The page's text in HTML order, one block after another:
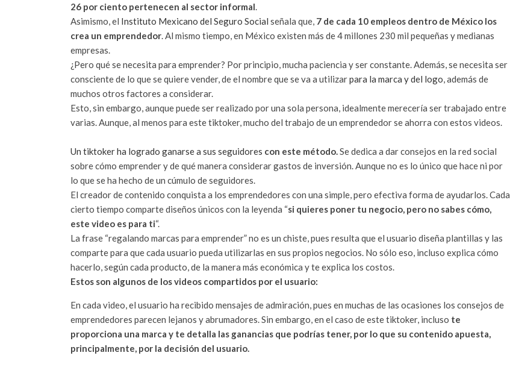
26 por ciento pertenecen al sector informal.
Asimismo, el Instituto Mexicano del Seguro Social señala que, 7 de cada 10 empleos dentro de México los
crea un emprendedor. Al mismo tiempo, en México existen más de 4 millones 230 mil pequeñas y medianas
empresas.
¿Pero qué se necesita para emprender? Por principio, mucha paciencia y ser constante. Además, se necesita ser
consciente de lo que se quiere vender, de el nombre que se va a utilizarpara la marca y del logo, además de
muchos otros factores a considerar.
Esto, sin embargo, aunque puede ser realizado por una sola persona, idealmente merecería ser trabajado entre
varias. Aunque, al menos para este tiktoker, mucho del trabajo de un emprendedor se ahorra con estos videos.
Un tiktoker ha logrado ganarse a sus seguidores con este método.Se dedica a dar consejos en la red social
sobre cómo emprender y de qué manera considerar gastos de inversión. Aunque no es lo único que hace ni por
lo que se ha hecho de un cúmulo de seguidores.
El creador de contenido conquista a los emprendedores con una simple, pero efectiva forma de ayudarlos. Cada
cierto tiempo comparte diseños únicos con la leyenda “si quieres poner tu negocio, pero no sabes cómo,
este video es para ti“.
La frase “regalando marcas para emprender” no es un chiste, pues resulta que el usuario diseña plantillas y las
comparte para que cada usuario pueda utilizarlas en sus propios negocios. No sólo eso, incluso explica cómo
hacerlo, según cada producto, de la manera más económica y te explica los costos.
Estos son algunos de los videos compartidos por el usuario:
En cada video, el usuario ha recibido mensajes de admiración, pues en muchas de las ocasiones los consejos de
emprendedores parecen lejanos y abrumadores. Sin embargo, en el caso de este tiktoker, incluso te
proporciona una marca y te detalla las ganancias que podrías tener, por lo que su contenido apuesta,
principalmente, por la decisión del usuario.